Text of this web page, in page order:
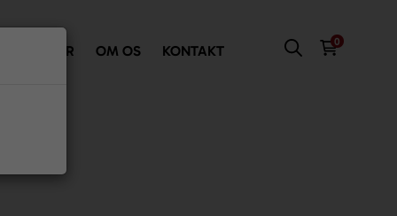
VI TILBYDER OM OS KONTAKT
0